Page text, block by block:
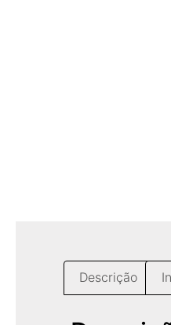
Descrição